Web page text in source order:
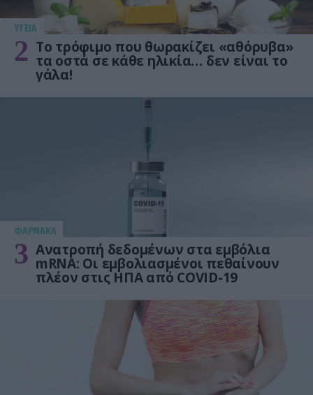
ΥΓΕΙΑ
2 Το τρόφιμο που θωρακίζει «αθόρυβα»
τα οστά σε κάθε ηλικία… δεν είναι το
γάλα!
ΦΑΡΜΑΚΑ
3 Ανατροπή δεδομένων στα εμβόλια
mRNA: Οι εμβολιασμένοι πεθαίνουν
πλέον στις ΗΠΑ από COVID-19